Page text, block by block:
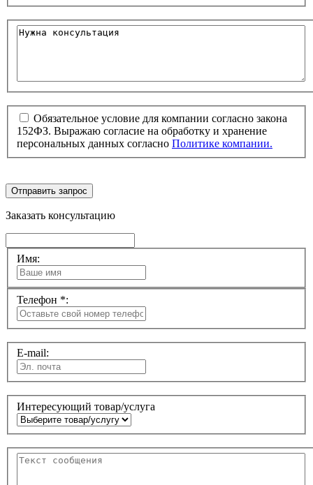
Обязательное условие для компании согласно закона
152ФЗ. Выражаю согласие на обработку и хранение
персональных данных согласно Политике компании.
Отправить запрос
Заказать консультацию
Имя:
Телефон *:
E-mail:
Интересующий товар/услуга